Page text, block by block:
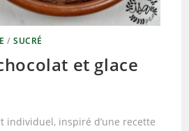
/SUCRÉ
et glace
individuel, inspiré d’une recette